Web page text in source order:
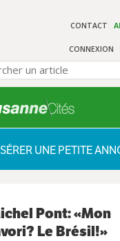
CONTACT
CONNEXION
UNE PETITE
Pont: «Mon
Le Brésil!»